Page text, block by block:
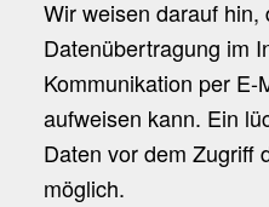
Wir weisen darauf hin,
Datenübertragung im
Kommunikation per
aufweisen kann. Ein
Daten vor dem Zugriff
möglich.